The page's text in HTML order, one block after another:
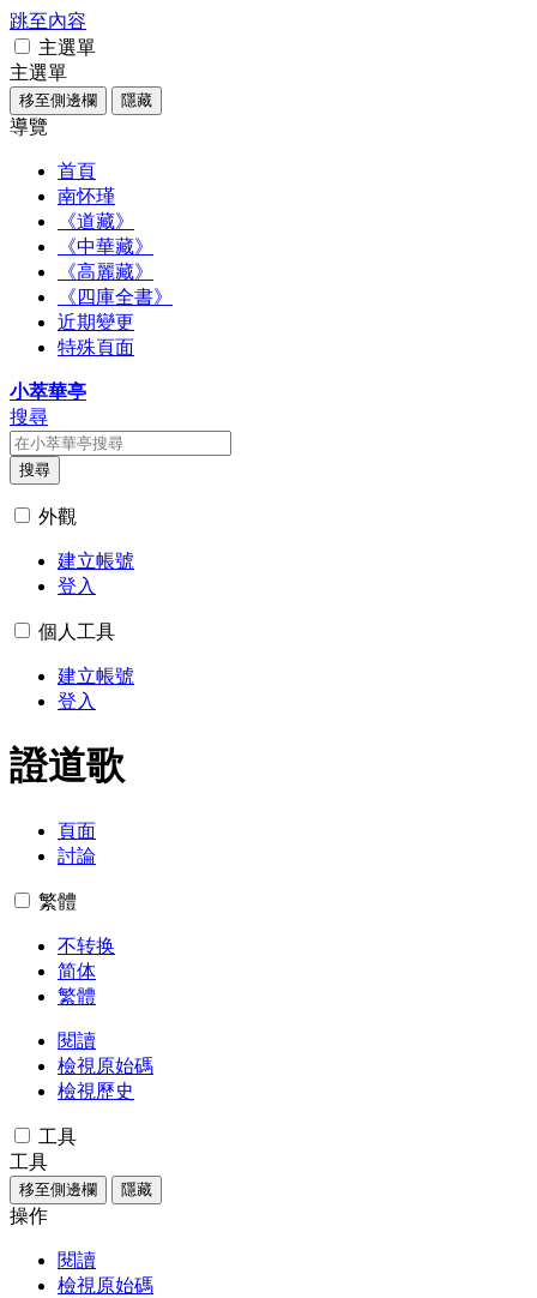
跳至內容
主選單
主選單
移至側邊欄 隱藏
導覽
首頁
南怀瑾
《道藏》
《中華藏》
《高麗藏》
《四庫全書》
近期變更
特殊頁面
小萃華亭
搜尋
搜尋
外觀
建立帳號
登入
個人工具
建立帳號
登入
證道歌
頁面
討論
繁體
不转换
简体
繁體
閱讀
檢視原始碼
檢視歷史
工具
工具
移至側邊欄 隱藏
操作
閱讀
檢視原始碼